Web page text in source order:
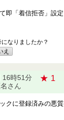
即「着信拒否」設定
なりましたか？
え
16時51分 ★ 1
さん
クに登録済みの悪